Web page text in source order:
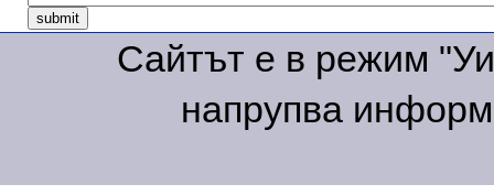
Сайтът е в режим
напрупва